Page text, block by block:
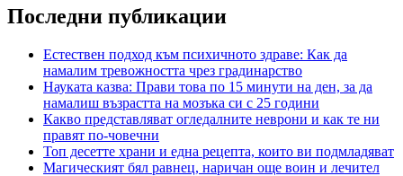
Последни публикации
Естествен подход към психичното здраве: Как да
намалим тревожността чрез градинарство
Науката казва: Прави това по 15 минути на ден, за да
намалиш възрастта на мозъка си с 25 години
Какво представляват огледалните неврони и как те ни
правят по-човечни
Топ десетте храни и една рецепта, които ви подмладяват
Магическият бял равнец, наричан още воин и лечител